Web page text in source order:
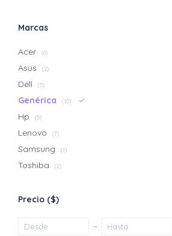
Marcas
Acer (6)
Asus (2)
Dell (5)
Genérica (10)
Hp (5)
Lenovo (7)
Samsung (1)
Toshiba (2)
Precio ($)